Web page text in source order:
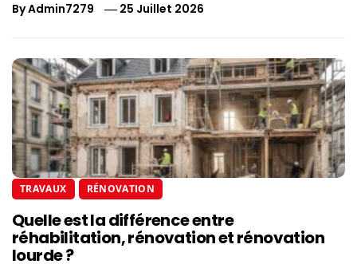
ByAdmin7279 25 Juillet 2026
TRAVAUX RÉNOVATION
Quelle est la différence entre
réhabilitation, rénovation et rénovation
lourde ?